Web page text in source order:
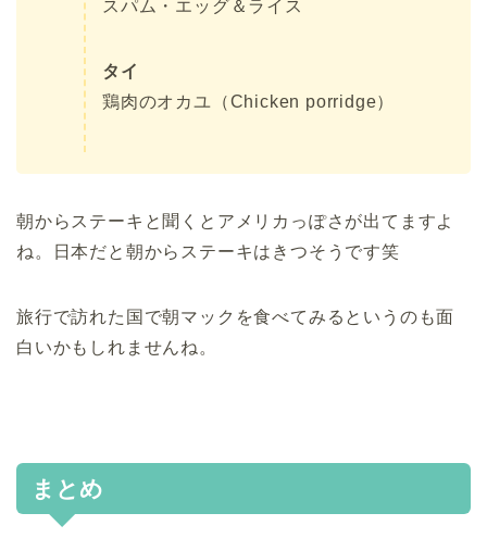
スパム・エッグ＆ライス
タイ
鶏肉のオカユ（Chicken porridge）
朝からステーキと聞くとアメリカっぽさが出てますよ
ね。日本だと朝からステーキはきつそうです笑
旅行で訪れた国で朝マックを食べてみるというのも面
白いかもしれませんね。
まとめ